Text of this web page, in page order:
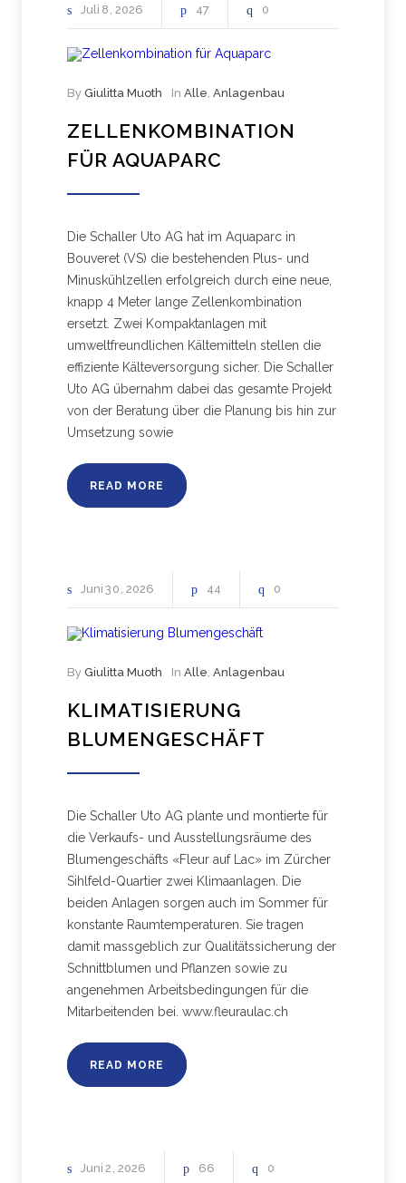
Juli 8 2026 47 0
By Giulitta Muoth In Alle, Anlagenbau
ZELLENKOMBINATION
FÜR AQUAPARC
Die Schaller Uto AG hat im Aquaparc in
Bouveret (VS) die bestehenden Plus- und
Minuskühlzellen erfolgreich durch eine neue,
knapp 4 Meter lange Zellenkombination
ersetzt. Zwei Kompaktanlagen mit
umweltfreundlichen Kältemitteln stellen die
effiziente Kälteversorgung sicher. Die Schaller
Uto AG übernahm dabei das gesamte Projekt
von der Beratung über die Planung bis hin zur
Umsetzung sowie
READ MORE
Juni 30 2026 44 0
By Giulitta Muoth In Alle, Anlagenbau
KLIMATISIERUNG
BLUMENGESCHÄFT
Die Schaller Uto AG plante und montierte für
die Verkaufs- und Ausstellungsräume des
Blumengeschäfts «Fleur auf Lac» im Zürcher
Sihlfeld-Quartier zwei Klimaanlagen. Die
beiden Anlagen sorgen auch im Sommer für
konstante Raumtemperaturen. Sie tragen
damit massgeblich zur Qualitätssicherung der
Schnittblumen und Pflanzen sowie zu
angenehmen Arbeitsbedingungen für die
Mitarbeitenden bei. www.fleuraulac.ch
READ MORE
Juni 2 2026 66 0